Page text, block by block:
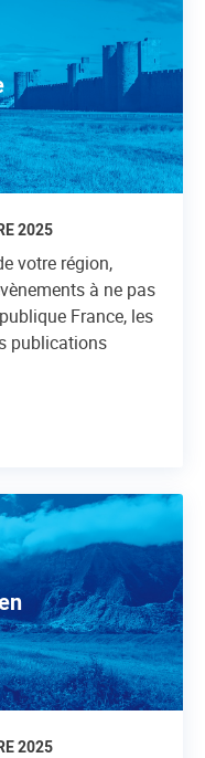
2025
votre région,
à ne pas
France, les
publications
2025